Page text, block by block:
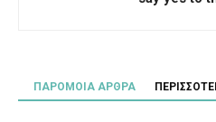
ΠΑΡΟΜΟΙΑ ΑΡΘΡΑ